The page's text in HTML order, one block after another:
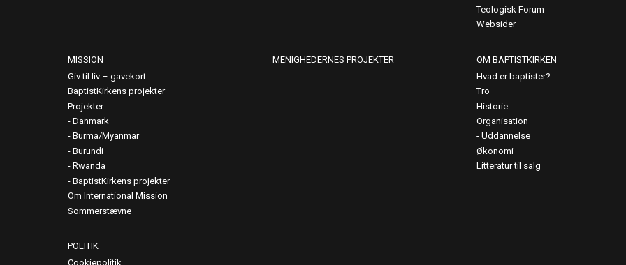
Teologisk Forum
Websider
MISSION
Giv til liv – gavekort
BaptistKirkens projekter
Projekter
Danmark
Burma/Myanmar
Burundi
Rwanda
BaptistKirkens projekter
Om International Mission
Sommerstævne
MENIGHEDERNES PROJEKTER
OM BAPTISTKIRKEN
Hvad er baptister?
Tro
Historie
Organisation
Uddannelse
Økonomi
Litteratur til salg
POLITIK
Cookiepolitik